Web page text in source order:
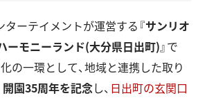
ーテイメントが運営する『サンリオ
ーモニーランド(大分県日出町)』で
の⼀環として、地域と連携した取り
開園35周年を記念し、 ⽇出町の⽞関⼝